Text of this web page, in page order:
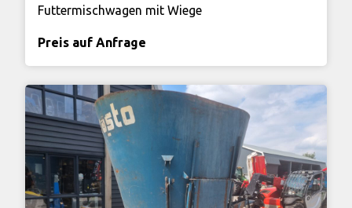
Futtermischwagen mit Wiege
Preis auf Anfrage